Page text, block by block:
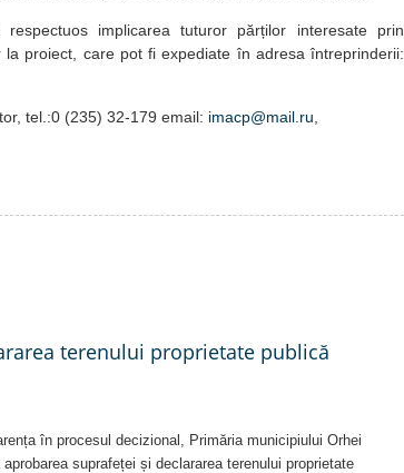
implicarea tuturor părților interesate prin
proiect, care pot fi expediate în adresa întreprinderii:
tel.:0 (235) 32-179 email: imacp@mail.ru
terenului proprietate publică
în procesul decizional, Primăria municipiului Orhei
suprafeței și declararea terenului proprietate